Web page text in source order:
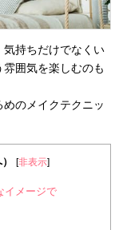
気持ちだけでなくい
囲気を楽しむのも
のメイクテクニッ
[非表示]
イメージで